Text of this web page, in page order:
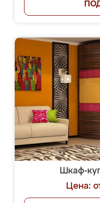
Шкаф-
Цена: